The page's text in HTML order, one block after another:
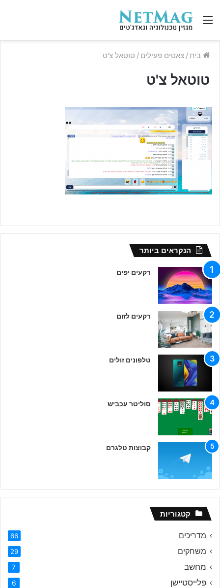
תפריט
בית/ צאטים פעילים / טוטאל צ'ט
טוטאל צ'ט
הנקראים ביותר
רקעים יפים
רקעים לזום
טלפונים זולים
סוליטר עכביש
קבוצות טלגרם
קטגוריות
מדריכים 66
משחקים 29
מחשב 7
פלייסטיישן 6